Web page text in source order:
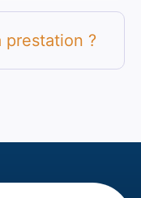
prestation ?